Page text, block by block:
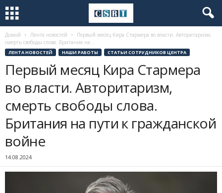
Домой Лента новостей
Первый месяц Кира Стармера во власти. Авторитаризм,
смерть свободы слова. Британия на...
ЛЕНТА НОВОСТЕЙ НАШИ РАБОТЫ СТАТЬИ СОТРУДНИКОВ ЦЕНТРА
Первый месяц Кира Стармера
во власти. Авторитаризм,
смерть свободы слова.
Британия на пути к гражданской
войне
14.08.2024